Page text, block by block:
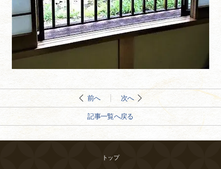
前へ 次へ
記事一覧へ戻る
トップ